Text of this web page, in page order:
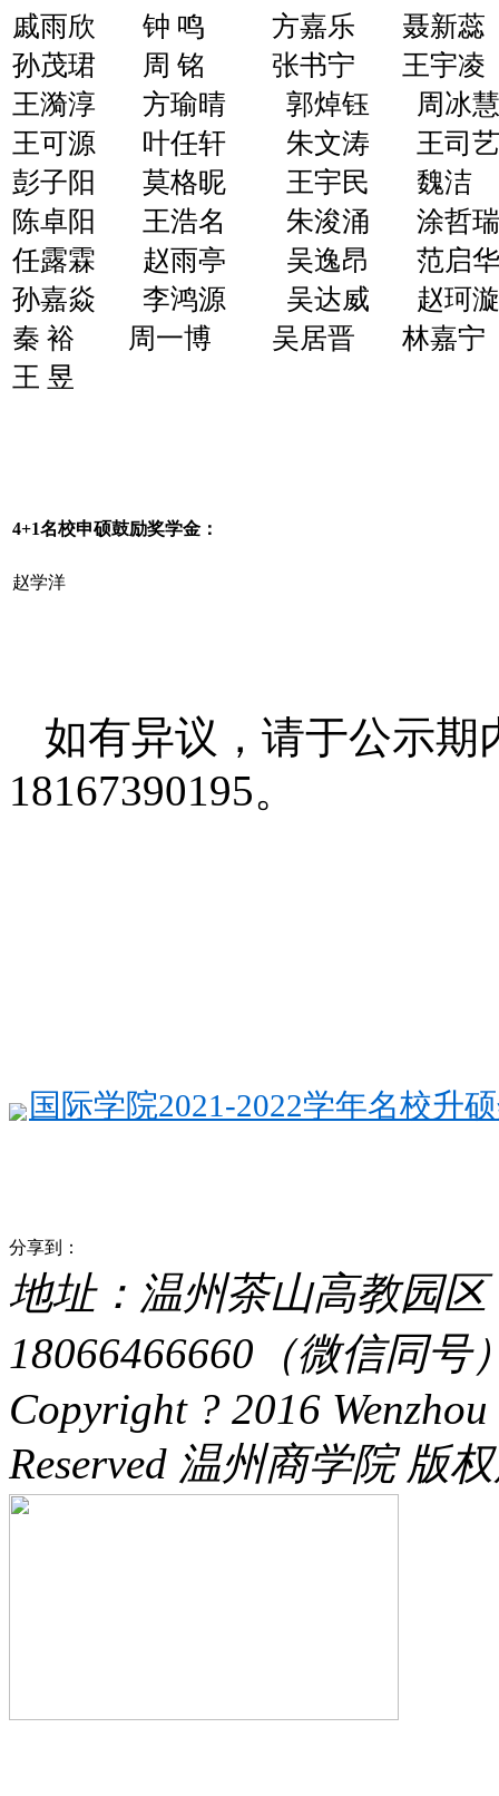
戚雨欣 钟 鸣 方嘉乐 聂新蕊
孙茂珺 周 铭 张书宁 王宇凌
王漪淳 方瑜晴 郭焯钰 周冰
王可源 叶任轩 朱文涛 王司
彭子阳 莫格昵 王宇民 魏洁
陈卓阳 王浩名 朱浚涌 涂哲
任露霖 赵雨亭 吴逸昂 范启
孙嘉焱 李鸿源 吴达威 赵珂
秦 裕 周一博 吴居晋 林嘉宁
王 昱
4+1名校申硕鼓励奖学金：
赵学洋
如有异议，请于公示期
18167390195。
国际学院2021‐2022学年名校升
分享到：
地址：温州茶山高教园区
18066466660（微信同号
Copyright ? 2016
Reserved 温州商学院 版